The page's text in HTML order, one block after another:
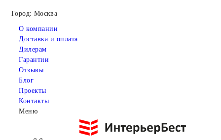
Город: Москва
О компании
Доставка и оплата
Дилерам
Гарантии
Отзывы
Блог
Проекты
Контакты
Меню